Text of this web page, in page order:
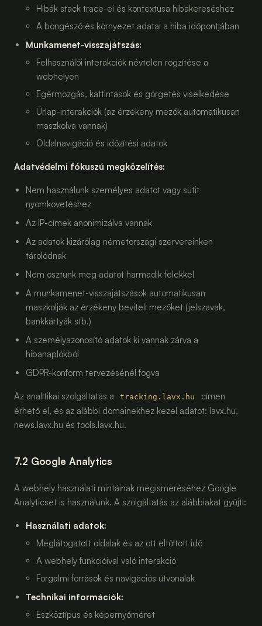
Hibák stack trace-ei és kontextusa hibakereséshez
A böngésző és környezet adatai a hiba időpontjában
Munkamenet-visszajátszás:
Felhasználói interakciók névtelen rögzítése a
webhelyen
Egérmozgás, kattintások és görgetés viselkedése
Űrlap-interakciók (az érzékeny mezők automatikusan
maszkolva vannak)
Oldalnavigáció és időzítési adatok
Adatvédelmi fókuszú megközelítés:
Nem használunk személyes adatot vagy sütit
nyomkövetéshez
Az IP-címek anonimizálva vannak
Az adatok kizárólag németországi szervereinken
tárolódnak
Nem osztunk meg adatot harmadik felekkel
A munkamenet-visszajátszások automatikusan
maszkolják az érzékeny beviteli mezőket (jelszavak,
bankkártyák stb.)
A személyazonosító adatok ki vannak zárva a
hibanaplókból
GDPR-konform tervezésénél fogva
Az analitikai szolgáltatás a tracking.lavx.hu
címen
érhető el, és az alábbi domainekhez kezel adatot: lavx.hu,
news.lavx.hu és tools.lavx.hu.
7.2 Google Analytics
A webhely használati mintáinak megismeréséhez Google
Analyticset is használunk. A szolgáltatás az alábbiakat gyűjti:
Használati adatok:
Meglátogatott oldalak és az ott eltöltött idő
A webhely funkcióival való interakció
Forgalmi források és navigációs útvonalak
Technikai információk:
Eszköztípus és képernyőméret